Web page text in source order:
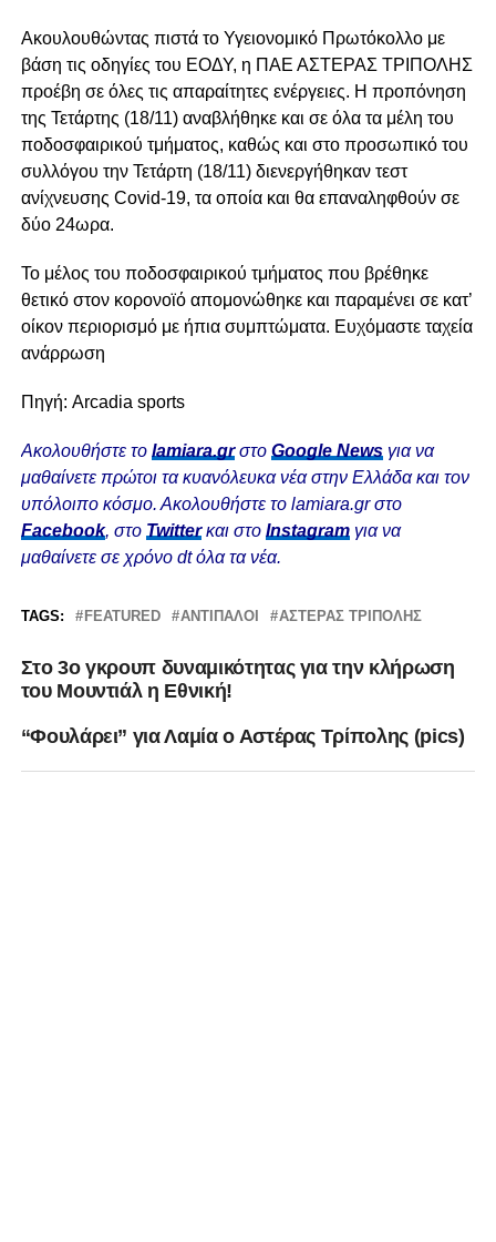
Ακουλουθώντας πιστά το Υγειονομικό Πρωτόκολλο με
βάση τις οδηγίες του ΕΟΔΥ, η ΠΑΕ ΑΣΤΕΡΑΣ ΤΡΙΠΟΛΗΣ
προέβη σε όλες τις απαραίτητες ενέργειες. Η προπόνηση
της Τετάρτης (18/11) αναβλήθηκε και σε όλα τα μέλη του
ποδοσφαιρικού τμήματος, καθώς και στο προσωπικό του
συλλόγου την Τετάρτη (18/11) διενεργήθηκαν τεστ
ανίχνευσης Covid-19, τα οποία και θα επαναληφθούν σε
δύο 24ωρα.
Το μέλος του ποδοσφαιρικού τμήματος που βρέθηκε
θετικό στον κορονοϊό απομονώθηκε και παραμένει σε κατ’
οίκον περιορισμό με ήπια συμπτώματα. Ευχόμαστε ταχεία
ανάρρωση
Πηγή: Arcadia sports
Ακολουθήστε το lamiara.grστο Google Newsγια να
μαθαίνετε πρώτοι τα κυανόλευκα νέα στην Ελλάδα και τον
υπόλοιπο κόσμο. Ακολουθήστε το lamiara.gr στο
Facebook, στο Twitterκαι στο Instagram για να
μαθαίνετε σε χρόνο dt όλα τα νέα.
TAGS: FEATURED ΑΝΤΊΠΑΛΟΙ ΑΣΤΈΡΑΣ ΤΡΊΠΟΛΗΣ
Στο 3ο γκρουπ δυναμικότητας για την κλήρωση
του Μουντιάλ η Εθνική!
“Φουλάρει” για Λαμία ο Αστέρας Τρίπολης (pics)